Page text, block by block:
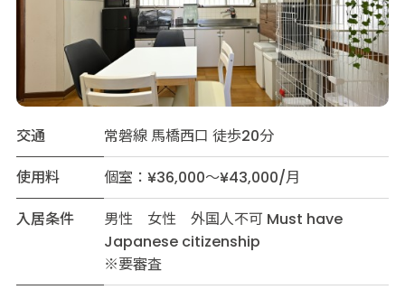
交通
常磐線 馬橋西口 徒歩20分
使用料
個室：¥36,000～¥43,000/月
入居条件
男性 女性 外国人不可 Must have
Japanese citizenship
※要審査